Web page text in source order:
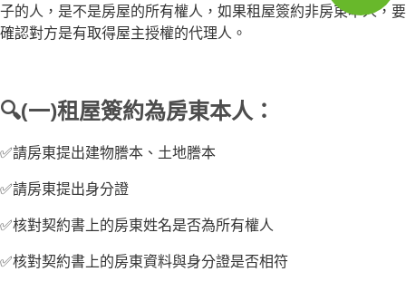
子的人，是不是房屋的所有權人，如果租屋簽約非房東本人，要
確認對方是有取得屋主授權的代理人。
🔍(一)租屋簽約為房東本人：
✅請房東提出建物謄本、土地謄本
✅請房東提出身分證
✅核對契約書上的房東姓名是否為所有權人
✅核對契約書上的房東資料與身分證是否相符